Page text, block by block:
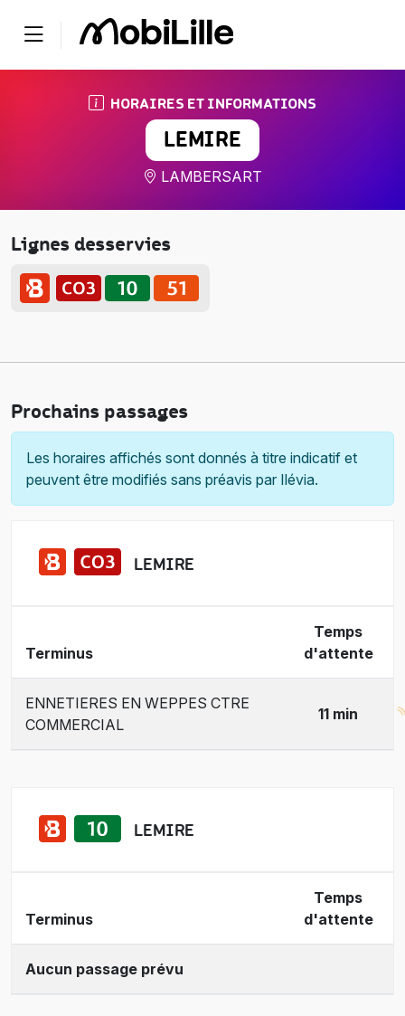
HORAIRES ET INFORMATIONS
LEMIRE
LAMBERSART
Lignes desservies
Prochains passages
Les horaires affichés sont donnés à titre indicatif et
peuvent être modifiés sans préavis par Ilévia.
LEMIRE
Terminus
Temps
d'attente
ENNETIERES EN WEPPES CTRE
COMMERCIAL
11 min
LEMIRE
Terminus
Temps
d'attente
Aucun passage prévu